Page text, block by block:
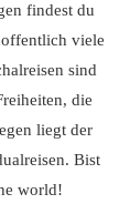
findest du
viele
sind
die
liegt der
Bist
world!